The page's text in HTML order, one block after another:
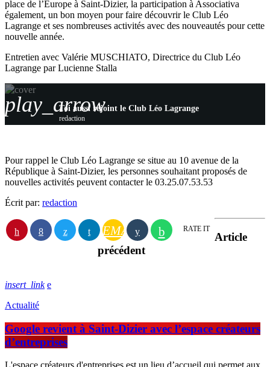
place de l’Europe à Saint-Dizier, la participation à Associativa
également, un bon moyen pour faire découvrir le Club Léo
Lagrange et ses nombreuses activités avec des nouveautés pour cette
nouvelle année.
Entretien avec Valérie MUSCHIATO, Directrice du Club Léo
Lagrange par Lucienne Stalla
play_arrowToi aussi rejoint le Club Léo Lagrange
redaction
Pour rappel le Club Léo Lagrange se situe au 10 avenue de la
République à Saint-Dizier, les personnes souhaitant proposés de
nouvelles activités peuvent contacter le 03.25.07.53.53‍
Écrit par: redaction
EMAIL RATE IT
Article
précédent
insert_link
Actualité
Google revient à Saint-Dizier avec l’espace créateurs
d’entreprises